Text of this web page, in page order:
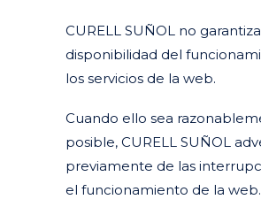
CURELL SUÑOL no
disponibilidad del
los servicios de la web.
Cuando ello sea
posible, CURELL SUÑOL
previamente de las
el funcionamiento de la web.